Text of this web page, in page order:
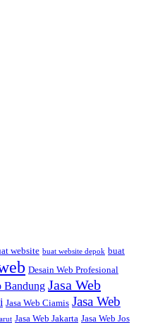
website buat website depok buat
Desain Web Profesional
Bandung Jasa Web
Jasa Web Ciamis Jasa Web
Jasa Web Jakarta Jasa Web Jos